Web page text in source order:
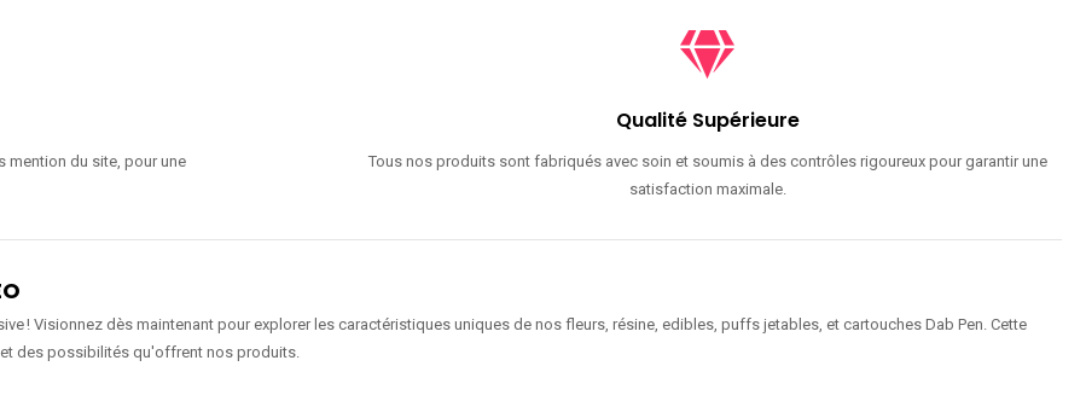
mention du site, pour une
Qualité Supérieure
Tous nos produits sont fabriqués avec soin et soumis à des contrôles rigoureux pour garantir une
satisfaction maximale.
! Visionnez dès maintenant pour explorer les caractéristiques uniques de nos fleurs, résine, edibles, puffs jetables, et cartouches Dab Pen. Cette
des possibilités qu'offrent nos produits.